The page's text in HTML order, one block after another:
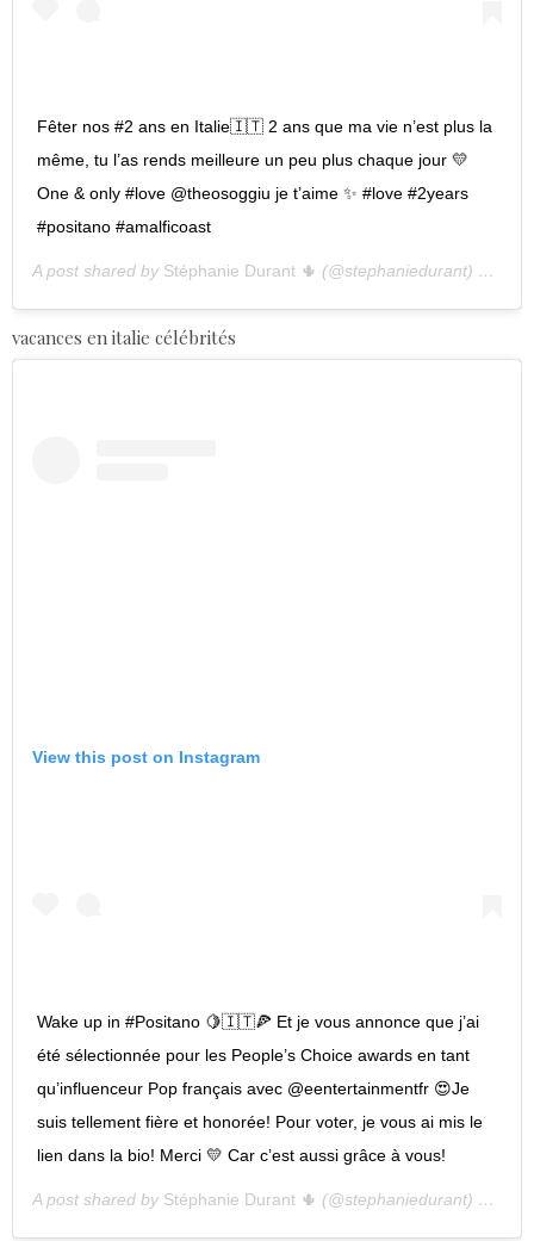
Fêter nos #2 ans en Italie🇮🇹 2 ans que ma vie n’est plus la
même, tu l’as rends meilleure un peu plus chaque jour 💛
One & only #love @theosoggiu je t’aime ✨ #love #2years
#positano #amalficoast
A post shared by Stéphanie Durant 🌵 (@stephaniedurant) on
vacances en italie célébrités
View this post on Instagram
Wake up in #Positano 🍋🇮🇹🍕 Et je vous annonce que j’ai
été sélectionnée pour les People’s Choice awards en tant
qu’influenceur Pop français avec @eentertainmentfr 😍Je
suis tellement fière et honorée! Pour voter, je vous ai mis le
lien dans la bio! Merci 💛 Car c’est aussi grâce à vous!
A post shared by Stéphanie Durant 🌵 (@stephaniedurant) on